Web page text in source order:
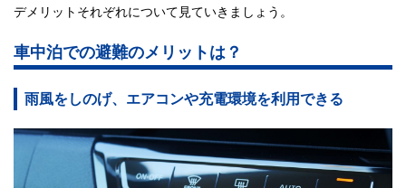
デメリットそれぞれについて見ていきましょう。
車中泊での避難のメリットは？
雨風をしのげ、エアコンや充電環境を利用できる